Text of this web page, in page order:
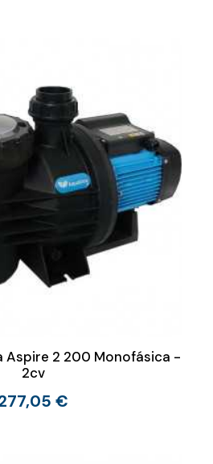
Aspire 2 200 Monofásica -
2cv
€